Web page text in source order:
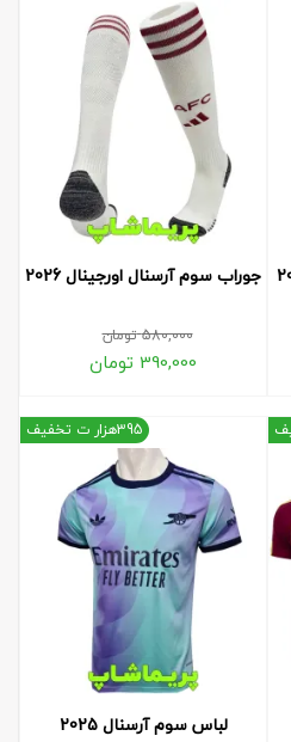
جوراب سوم آرسنال اورجینال 2026
580,000تومان
390,000 تومان
لباس سوم آرسنال 2025
395هزار ت تخفیف